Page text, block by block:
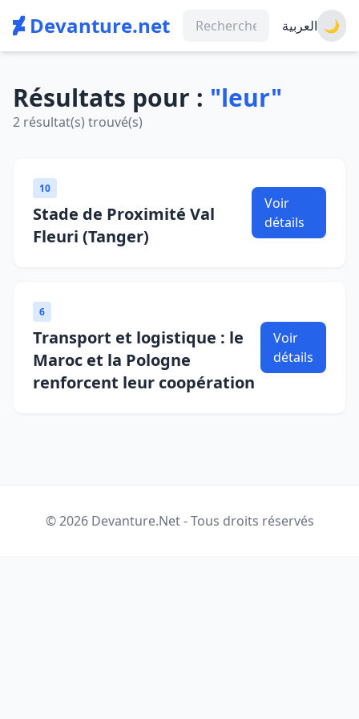
Devanture.net العربية 🌙
Résultats pour : "leur"
2 résultat(s) trouvé(s)
10
Stade de Proximité Val
Fleuri (Tanger)
Voir
détails
6
Transport et logistique : le
Maroc et la Pologne
renforcent leur coopération
Voir
détails
© 2026 Devanture.Net - Tous droits réservés